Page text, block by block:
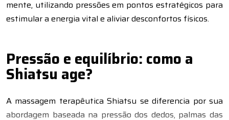
mente, utilizando pressões em pontos estratégicos para
estimular a energia vital e aliviar desconfortos físicos.
Pressão e equilíbrio: como a
Shiatsu age?
A massagem terapêutica Shiatsu se diferencia por sua
abordagem baseada na pressão dos dedos, palmas das